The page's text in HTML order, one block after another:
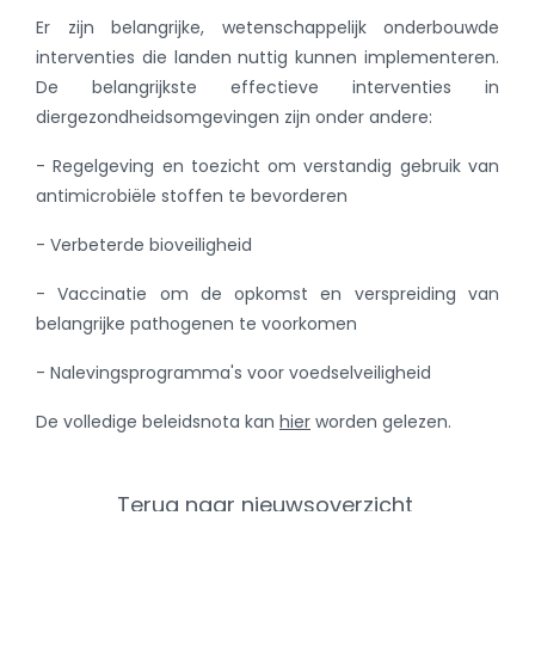
Er zijn belangrijke, wetenschappelijk onderbouwde
interventies die landen nuttig kunnen implementeren.
De belangrijkste effectieve interventies in
diergezondheidsomgevingen zijn onder andere:
- Regelgeving en toezicht om verstandig gebruik van
antimicrobiële stoffen te bevorderen
- Verbeterde bioveiligheid
- Vaccinatie om de opkomst en verspreiding van
belangrijke pathogenen te voorkomen
- Nalevingsprogramma's voor voedselveiligheid
De volledige beleidsnota kan hier worden gelezen.
Terug naar nieuwsoverzicht